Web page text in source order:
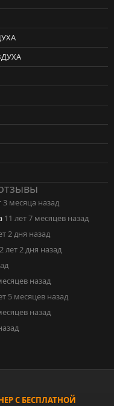
3 месяца назад
11 лет 7 месяцев назад
2 дня назад
лет 2 дня назад
назад
5 месяцев назад
назад
С БЕСПЛАТНОЙ